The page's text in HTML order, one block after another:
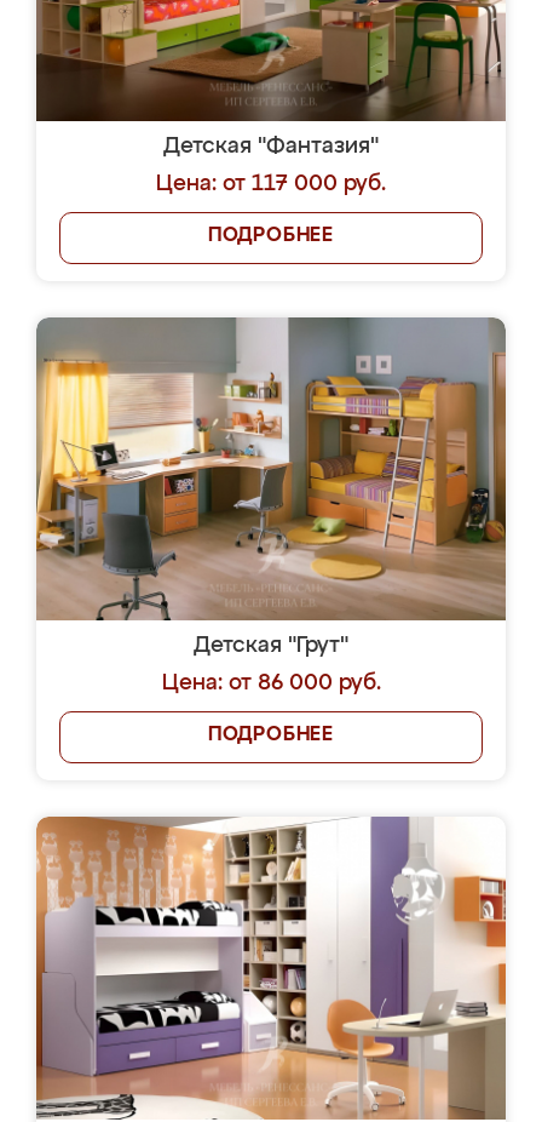
Детская "Фантазия"
Цена: от 117 000 руб.
ПОДРОБНЕЕ
Детская "Грут"
Цена: от 86 000 руб.
ПОДРОБНЕЕ